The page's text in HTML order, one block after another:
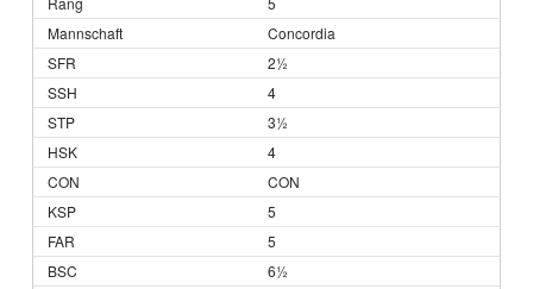
Concordia
2½
4
3½
4
CON
5
5
6½